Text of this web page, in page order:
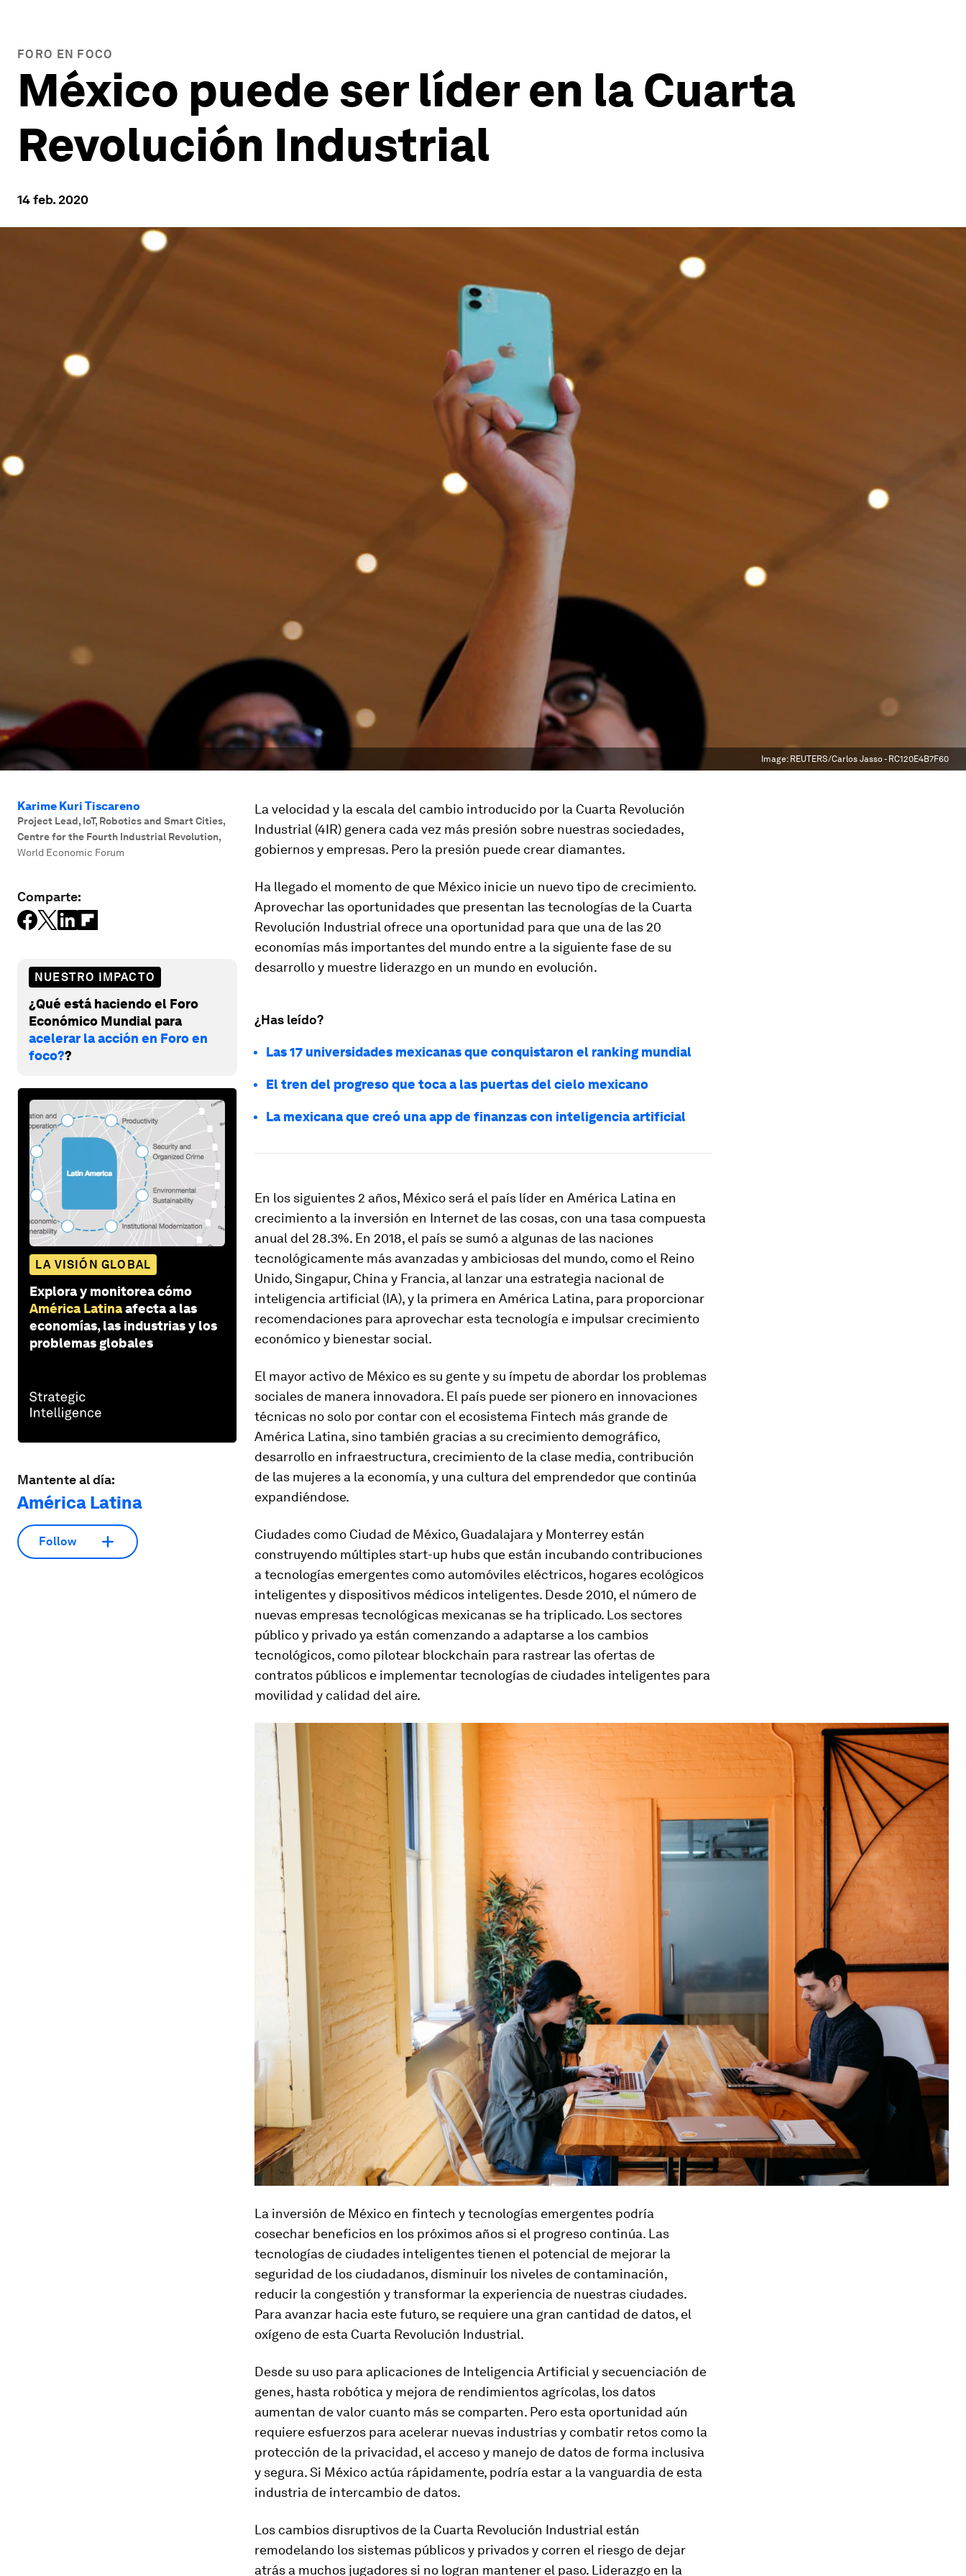
FORO EN FOCO
México puede ser líder en la Cuarta
Revolución Industrial
14 feb. 2020
Image: REUTERS/Carlos Jasso - RC120E4B7F60
Karime Kuri Tiscareno
Project Lead, IoT, Robotics and Smart Cities,
Centre for the Fourth Industrial Revolution,
World Economic Forum
Comparte:
NUESTRO IMPACTO
¿Qué está haciendo el Foro
Económico Mundial para
acelerar la acción en Foro en
foco??
LA VISIÓN GLOBAL
Explora y monitorea cómo
América Latinaafecta a las
economías, las industrias y los
problemas globales
Mantente al día:
América Latina
Follow
La velocidad y la escala del cambio introducido por la Cuarta Revolución
Industrial (4IR) genera cada vez más presión sobre nuestras sociedades,
gobiernos y empresas. Pero la presión puede crear diamantes.
Ha llegado el momento de que México inicie un nuevo tipo de crecimiento.
Aprovechar las oportunidades que presentan las tecnologías de la Cuarta
Revolución Industrial ofrece una oportunidad para que una de las 20
economías más importantes del mundo entre a la siguiente fase de su
desarrollo y muestre liderazgo en un mundo en evolución.
¿Has leído?
Las 17 universidades mexicanas que conquistaron el ranking mundial
El tren del progreso que toca a las puertas del cielo mexicano
La mexicana que creó una app de finanzas con inteligencia artificial
En los siguientes 2 años, México será el país líder en América Latina en
crecimiento a la inversión en Internet de las cosas, con una tasa compuesta
anual del 28.3%. En 2018, el país se sumó a algunas de las naciones
tecnológicamente más avanzadas y ambiciosas del mundo, como el Reino
Unido, Singapur, China y Francia, al lanzar una estrategia nacional de
inteligencia artificial (IA), y la primera en América Latina, para proporcionar
recomendaciones para aprovechar esta tecnología e impulsar crecimiento
económico y bienestar social.
El mayor activo de México es su gente y su ímpetu de abordar los problemas
sociales de manera innovadora. El país puede ser pionero en innovaciones
técnicas no solo por contar con el ecosistema Fintech más grande de
América Latina, sino también gracias a su crecimiento demográfico,
desarrollo en infraestructura, crecimiento de la clase media, contribución
de las mujeres a la economía, y una cultura del emprendedor que continúa
expandiéndose.
Ciudades como Ciudad de México, Guadalajara y Monterrey están
construyendo múltiples start-up hubs que están incubando contribuciones
a tecnologías emergentes como automóviles eléctricos, hogares ecológicos
inteligentes y dispositivos médicos inteligentes. Desde 2010, el número de
nuevas empresas tecnológicas mexicanas se ha triplicado. Los sectores
público y privado ya están comenzando a adaptarse a los cambios
tecnológicos, como pilotear blockchain para rastrear las ofertas de
contratos públicos e implementar tecnologías de ciudades inteligentes para
movilidad y calidad del aire.
La inversión de México en fintech y tecnologías emergentes podría
cosechar beneficios en los próximos años si el progreso continúa. Las
tecnologías de ciudades inteligentes tienen el potencial de mejorar la
seguridad de los ciudadanos, disminuir los niveles de contaminación,
reducir la congestión y transformar la experiencia de nuestras ciudades.
Para avanzar hacia este futuro, se requiere una gran cantidad de datos, el
oxígeno de esta Cuarta Revolución Industrial.
Desde su uso para aplicaciones de Inteligencia Artificial y secuenciación de
genes, hasta robótica y mejora de rendimientos agrícolas, los datos
aumentan de valor cuanto más se comparten. Pero esta oportunidad aún
requiere esfuerzos para acelerar nuevas industrias y combatir retos como la
protección de la privacidad, el acceso y manejo de datos de forma inclusiva
y segura. Si México actúa rápidamente, podría estar a la vanguardia de esta
industria de intercambio de datos.
Los cambios disruptivos de la Cuarta Revolución Industrial están
remodelando los sistemas públicos y privados y corren el riesgo de dejar
atrás a muchos jugadores si no logran mantener el paso. Liderazgo en la